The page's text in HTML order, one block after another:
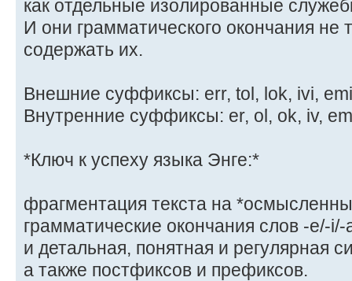
как отдельные изолированные
И они грамматического окончания не
содержать их.
Внешние суффиксы: err, tol, lok, ivi,
Внутренние суффиксы: er, ol, ok, iv,
*Ключ к успеху языка Энге:*
фрагментация текста на
грамматические окончания слов -e/-i/-
и детальная, понятная и регулярная
а также постфиксов и префиксов.